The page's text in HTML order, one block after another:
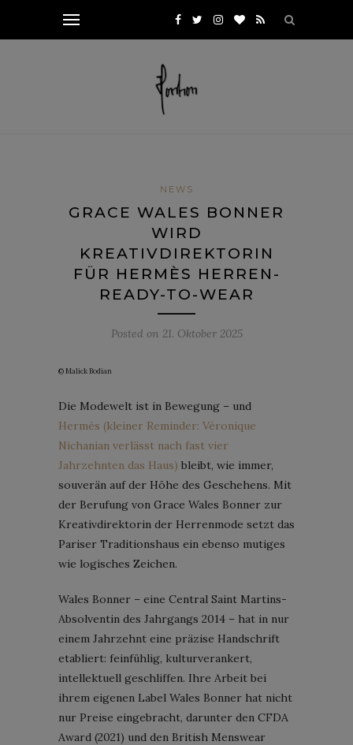
NEWS
GRACE WALES BONNER
WIRD
KREATIVDIREKTORIN
FÜR HERMÈS HERREN-
READY-TO-WEAR
Posted on 21. Oktober 2025
© Malick Bodian
Die Modewelt ist in Bewegung – und
Hermès (kleiner Reminder: Véronique
Nichanian verlässt nach fast vier
Jahrzehnten das Haus) bleibt, wie immer,
souverän auf der Höhe des Geschehens. Mit
der Berufung von Grace Wales Bonner zur
Kreativdirektorin der Herrenmode setzt das
Pariser Traditionshaus ein ebenso mutiges
wie logisches Zeichen.
Wales Bonner – eine Central Saint Martins-
Absolventin des Jahrgangs 2014 – hat in nur
einem Jahrzehnt eine präzise Handschrift
etabliert: feinfühlig, kulturverankert,
intellektuell geschliffen. Ihre Arbeit bei
ihrem eigenen Label Wales Bonner hat nicht
nur Preise eingebracht, darunter den CFDA
Award (2021) und den British Menswear